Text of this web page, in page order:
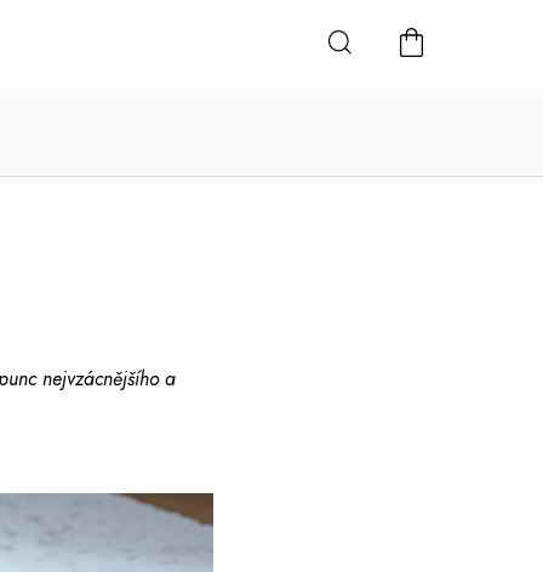
NÁKUPNÍ
nejvzácnějšího a